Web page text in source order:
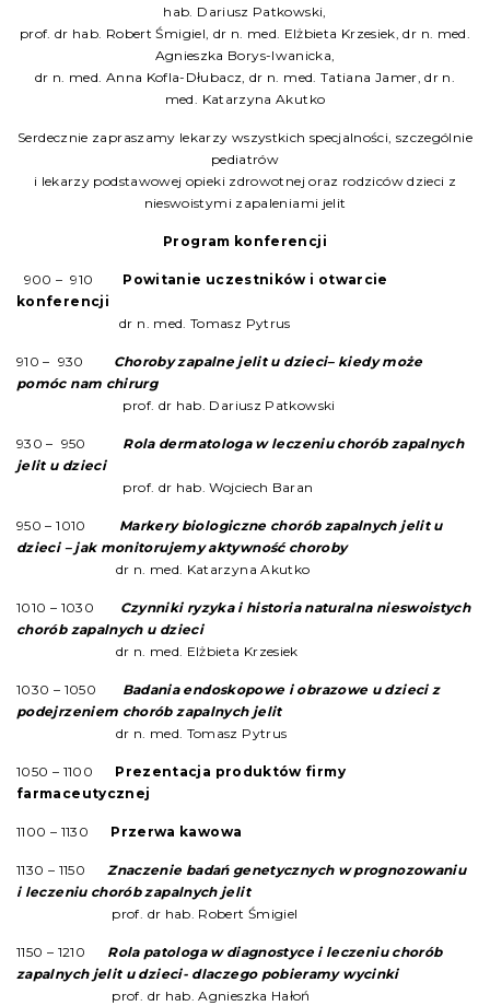
hab. Dariusz Patkowski,
prof. dr hab. Robert Śmigiel, dr n. med. Elżbieta Krzesiek, dr n. med.
Agnieszka Borys-Iwanicka,
dr n. med. Anna Kofla-Dłubacz, dr n. med. Tatiana Jamer, dr n.
med. Katarzyna Akutko
Serdecznie zapraszamy lekarzy wszystkich specjalności, szczególnie
pediatrów
i lekarzy podstawowej opieki zdrowotnej oraz rodziców dzieci z
nieswoistymi zapaleniami jelit
Program konferencji
900 – 910
Powitanie uczestników i otwarcie
konferencji
dr n. med. Tomasz Pytrus
910– 930
Choroby zapalne jelit u dzieci– kiedy może
pomóc nam chirurg
prof. dr hab. Dariusz Patkowski
930 – 950
Rola dermatologa w leczeniu chorób zapalnych
jelit u dzieci
prof. dr hab. Wojciech Baran
950 – 1010 Markery biologiczne chorób zapalnych jelit u
dzieci – jak monitorujemy aktywność choroby
dr n. med. Katarzyna Akutko
1010 – 1030
Czynniki ryzyka i historia naturalna nieswoistych
chorób zapalnych u dzieci
dr n. med. Elżbieta Krzesiek
1030 – 1050
Badania endoskopowe i obrazowe u dzieci z
podejrzeniem chorób zapalnych jelit
dr n. med. Tomasz Pytrus
1050 – 1100
Prezentacja produktów firmy
farmaceutycznej
11 00 – 1130 Przerwa kawowa
1130 – 1150
Znaczenie badań genetycznych w prognozowaniu
i leczeniu chorób zapalnych jelit
prof. dr hab. Robert Śmigiel
1150 – 1210
Rola patologa w diagnostyce i leczeniu chorób
zapalnych jelit u dzieci- dlaczego pobieramy wycinki
prof. dr hab. Agnieszka Hałoń